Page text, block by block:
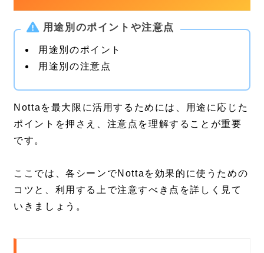
用途別のポイントや注意点
用途別のポイント
用途別の注意点
Nottaを最大限に活用するためには、用途に応じた
ポイントを押さえ、注意点を理解することが重要
です。
ここでは、各シーンでNottaを効果的に使うための
コツと、利用する上で注意すべき点を詳しく見て
いきましょう。